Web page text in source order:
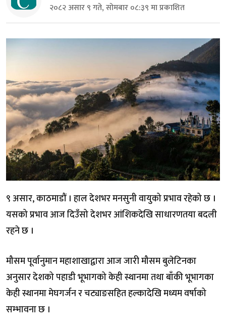
२०८२ असार ९ गते, सोमबार ०८:३९ मा प्रकाशित
९ असार, काठमाडौं । हाल देशभर मनसुनी वायुको प्रभाव रहेको छ ।
यसको प्रभाव आज दिउँसो देशभर आंशिकदेखि साधारणतया बदली
रहने छ ।
मौसम पूर्वानुमान महाशाखाद्वारा आज जारी मौसम बुलेटिनका
अनुसार देशको पहाडी भूभागको केही स्थानमा तथा बाँकी भूभागका
केही स्थानमा मेघगर्जन र चट्याङसहित हल्कादेखि मध्यम वर्षाको
सम्भावना छ ।